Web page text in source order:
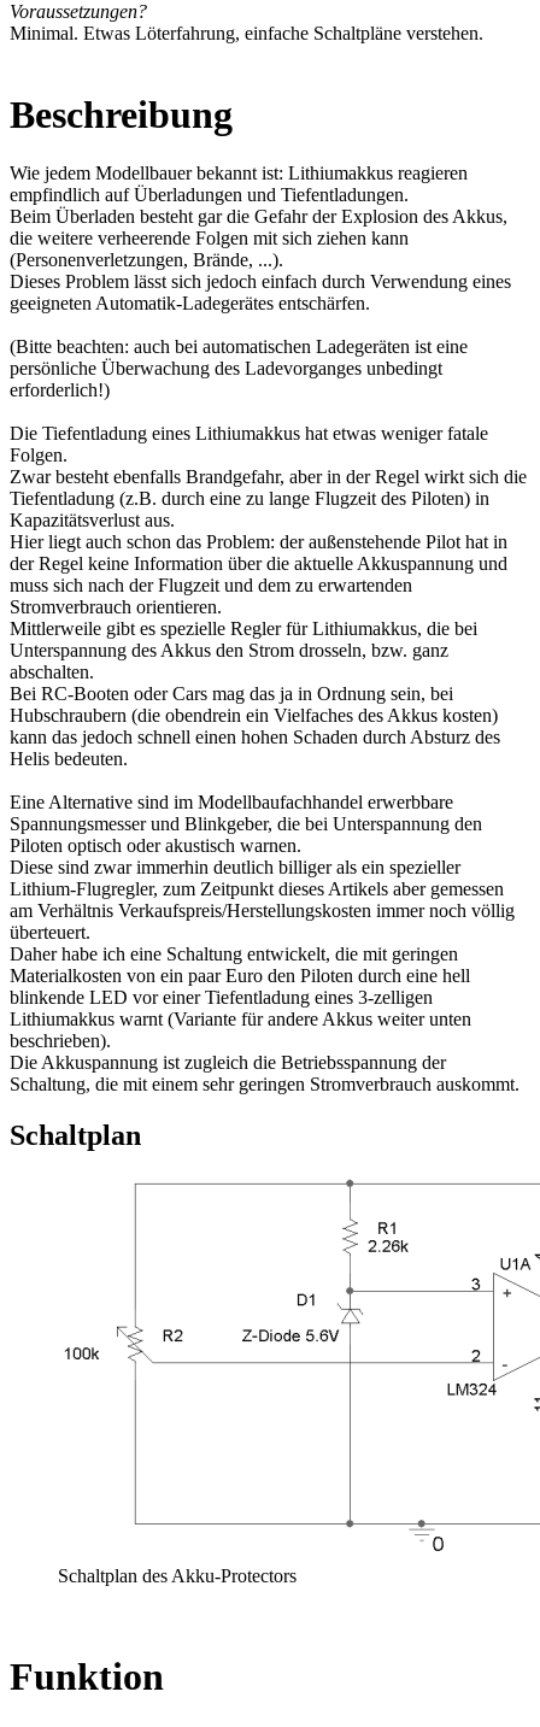
Voraussetzungen?
Minimal. Etwas Löterfahrung, einfache Schaltpläne verstehen.
Beschreibung
Wie jedem Modellbauer bekannt ist: Lithiumakkus reagieren
empfindlich auf Überladungen und Tiefentladungen.
Beim Überladen besteht gar die Gefahr der Explosion des Akkus,
die weitere verheerende Folgen mit sich ziehen kann
(Personenverletzungen, Brände, ...).
Dieses Problem lässt sich jedoch einfach durch Verwendung eines
geeigneten Automatik-Ladegerätes entschärfen.
(Bitte beachten: auch bei automatischen Ladegeräten ist eine
persönliche Überwachung des Ladevorganges unbedingt
erforderlich!)
Die Tiefentladung eines Lithiumakkus hat etwas weniger fatale
Folgen.
Zwar besteht ebenfalls Brandgefahr, aber in der Regel wirkt sich die
Tiefentladung (z.B. durch eine zu lange Flugzeit des Piloten) in
Kapazitätsverlust aus.
Hier liegt auch schon das Problem: der außenstehende Pilot hat in
der Regel keine Information über die aktuelle Akkuspannung und
muss sich nach der Flugzeit und dem zu erwartenden
Stromverbrauch orientieren.
Mittlerweile gibt es spezielle Regler für Lithiumakkus, die bei
Unterspannung des Akkus den Strom drosseln, bzw. ganz
abschalten.
Bei RC-Booten oder Cars mag das ja in Ordnung sein, bei
Hubschraubern (die obendrein ein Vielfaches des Akkus kosten)
kann das jedoch schnell einen hohen Schaden durch Absturz des
Helis bedeuten.
Eine Alternative sind im Modellbaufachhandel erwerbbare
Spannungsmesser und Blinkgeber, die bei Unterspannung den
Piloten optisch oder akustisch warnen.
Diese sind zwar immerhin deutlich billiger als ein spezieller
Lithium-Flugregler, zum Zeitpunkt dieses Artikels aber gemessen
am Verhältnis Verkaufspreis/Herstellungskosten immer noch völlig
überteuert.
Daher habe ich eine Schaltung entwickelt, die mit geringen
Materialkosten von ein paar Euro den Piloten durch eine hell
blinkende LED vor einer Tiefentladung eines 3-zelligen
Lithiumakkus warnt (Variante für andere Akkus weiter unten
beschrieben).
Die Akkuspannung ist zugleich die Betriebsspannung der
Schaltung, die mit einem sehr geringen Stromverbrauch auskommt.
Schaltplan
Schaltplan des Akku-Protectors
Funktion